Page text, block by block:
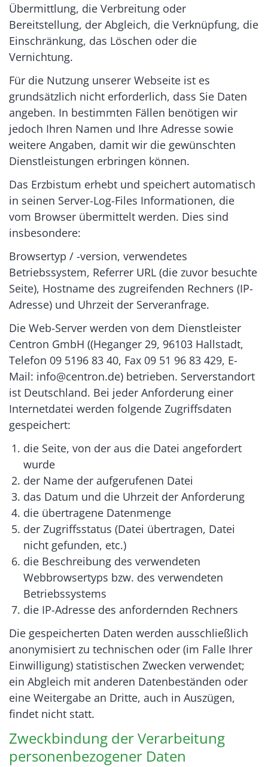
Übermittlung, die Verbreitung oder
Bereitstellung, der Abgleich, die Verknüpfung, die
Einschränkung, das Löschen oder die
Vernichtung.
Für die Nutzung unserer Webseite ist es
grundsätzlich nicht erforderlich, dass Sie Daten
angeben. In bestimmten Fällen benötigen wir
jedoch Ihren Namen und Ihre Adresse sowie
weitere Angaben, damit wir die gewünschten
Dienstleistungen erbringen können.
Das Erzbistum erhebt und speichert automatisch
in seinen Server-Log-Files Informationen, die
vom Browser übermittelt werden. Dies sind
insbesondere:
Browsertyp / -version, verwendetes
Betriebssystem, Referrer URL (die zuvor besuchte
Seite), Hostname des zugreifenden Rechners (IP-
Adresse) und Uhrzeit der Serveranfrage.
Die Web-Server werden von dem Dienstleister
Centron GmbH ((Heganger 29, 96103 Hallstadt,
Telefon 09 5196 83 40, Fax 09 51 96 83 429, E-
Mail: info@centron.de) betrieben. Serverstandort
ist Deutschland. Bei jeder Anforderung einer
Internetdatei werden folgende Zugriffsdaten
gespeichert:
die Seite, von der aus die Datei angefordert
wurde
der Name der aufgerufenen Datei
das Datum und die Uhrzeit der Anforderung
die übertragene Datenmenge
der Zugriffsstatus (Datei übertragen, Datei
nicht gefunden, etc.)
die Beschreibung des verwendeten
Webbrowsertyps bzw. des verwendeten
Betriebssystems
die IP-Adresse des anfordernden Rechners
Die gespeicherten Daten werden ausschließlich
anonymisiert zu technischen oder (im Falle Ihrer
Einwilligung) statistischen Zwecken verwendet;
ein Abgleich mit anderen Datenbeständen oder
eine Weitergabe an Dritte, auch in Auszügen,
findet nicht statt.
Zweckbindung der Verarbeitung
personenbezogener Daten